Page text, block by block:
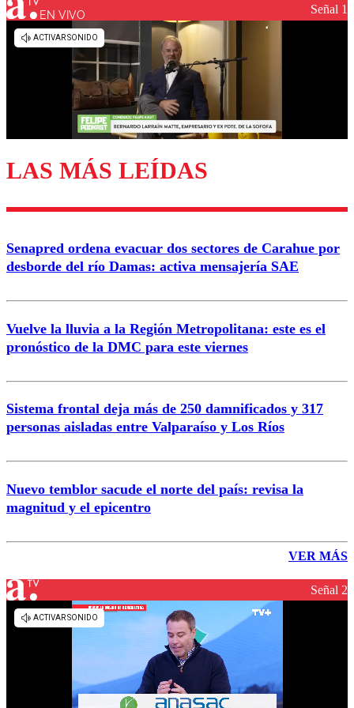
EN VIVO Señal 1
LAS MÁS LEÍDAS
Senapred ordena evacuar dos sectores de Carahue por
desborde del río Damas: activa mensajería SAE
Vuelve la lluvia a la Región Metropolitana: este es el
pronóstico de la DMC para este viernes
Sistema frontal deja más de 250 damnificados y 317
personas aisladas entre Valparaíso y Los Ríos
Nuevo temblor sacude el norte del país: revisa la
magnitud y el epicentro
VER MÁS
Señal 2